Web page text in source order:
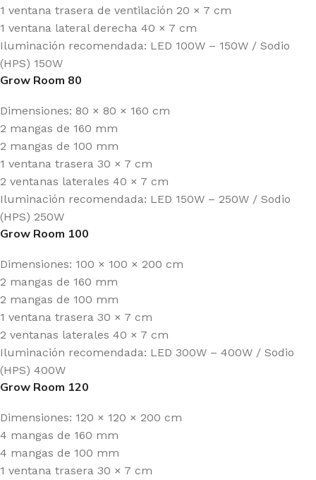
1 ventana trasera de ventilación 20 × 7 cm
1 ventana lateral derecha 40 × 7 cm
Iluminación recomendada: LED 100W – 150W / Sodio
(HPS) 150W
Grow Room 80
Dimensiones: 80 × 80 × 160 cm
2 mangas de 160 mm
2 mangas de 100 mm
1 ventana trasera 30 × 7 cm
2 ventanas laterales 40 × 7 cm
Iluminación recomendada: LED 150W – 250W / Sodio
(HPS) 250W
Grow Room 100
Dimensiones: 100 × 100 × 200 cm
2 mangas de 160 mm
2 mangas de 100 mm
1 ventana trasera 30 × 7 cm
2 ventanas laterales 40 × 7 cm
Iluminación recomendada: LED 300W – 400W / Sodio
(HPS) 400W
Grow Room 120
Dimensiones: 120 × 120 × 200 cm
4 mangas de 160 mm
4 mangas de 100 mm
1 ventana trasera 30 × 7 cm